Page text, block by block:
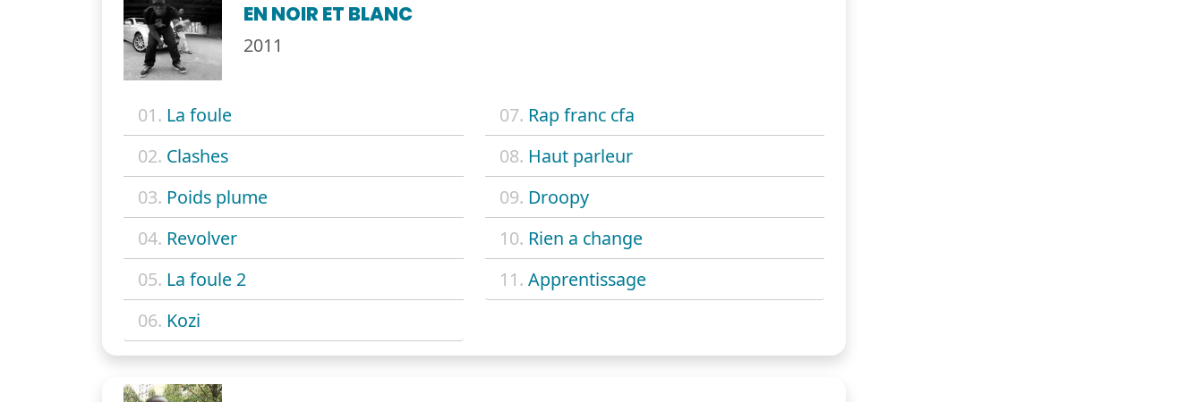
EN NOIR ET BLANC
2011
01. La foule
02. Clashes
03. Poids plume
04. Revolver
05. La foule 2
06. Kozi
07. Rap franc cfa
08. Haut parleur
09. Droopy
10. Rien a change
11. Apprentissage